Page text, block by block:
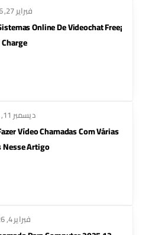
فبراير 27, 2026
Online De Videochat Free
ديسمبر 11, 2025
Vídeo Chamadas Com Várias
Nesse Artigo!
فبراير 4, 2026